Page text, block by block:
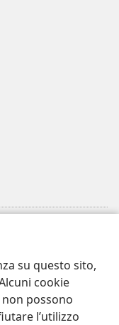
su questo sito,
cookie
possono
l’utilizzo